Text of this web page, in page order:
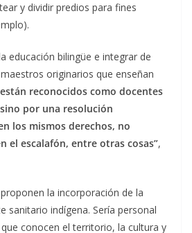
y dividir predios para fines
educación bilingüe e integrar de
originarios que enseñan
reconocidos como docentes
por una resolución
los mismos derechos, no
el escalafón, entre otras cosas”,
la incorporación de la
sanitario indígena. Sería personal
conocen el territorio, la cultura y